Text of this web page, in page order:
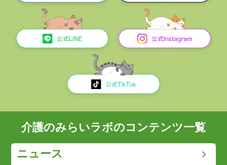
介護のみらいラボのコンテンツ一覧
ニュース